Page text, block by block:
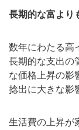
長期的な富より
数年にわたる高
長期的な支出の
な価格上昇の影
捻出に大きな影
生活費の上昇が